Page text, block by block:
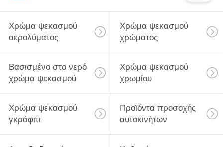
Χρώμα ψεκασμού
αερολύματος
Χρώμα ψεκασμού
χρώματος
Βασισμένο στο νερό
χρώμα ψεκασμού
Χρώμα ψεκασμού
χρωμίου
Χρώμα ψεκασμού
γκράφιτι
Προϊόντα προσοχής
αυτοκινήτων